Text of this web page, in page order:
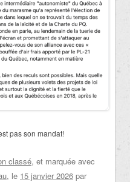
pas son mandat!
classé, et marquée avec
, le 15 janvier 2026 par